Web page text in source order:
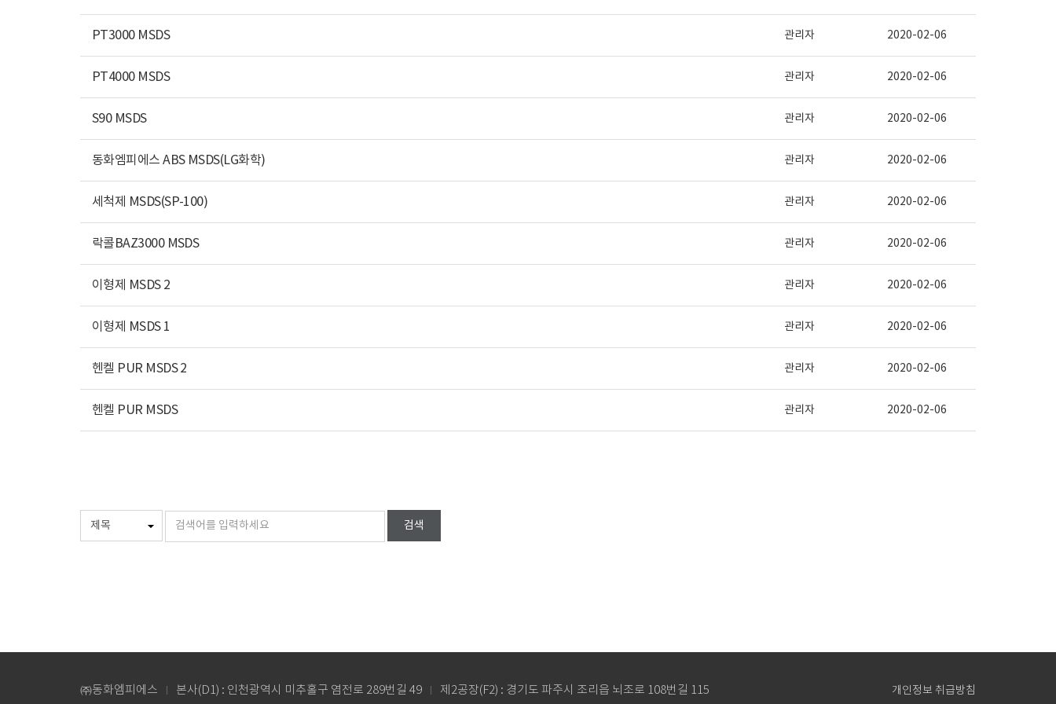
PT3000 MSDS 관리자 2020-02-06
PT4000 MSDS 관리자 2020-02-06
S90 MSDS 관리자 2020-02-06
동화엠피에스 ABS MSDS(LG화학) 관리자 2020-02-06
세척제 MSDS(SP-100) 관리자 2020-02-06
락콜BAZ3000 MSDS 관리자 2020-02-06
이형제 MSDS 2 관리자 2020-02-06
이형제 MSDS 1 관리자 2020-02-06
헨켈 PUR MSDS 2 관리자 2020-02-06
헨켈 PUR MSDS 관리자 2020-02-06
검색
㈜동화엠피에스 본사(D1) : 인천광역시 미추홀구 염전로 289번길 49 제2공장(F2) : 경기도 파주시 조리읍 뇌조로 108번길 115 개인정보 취급방침